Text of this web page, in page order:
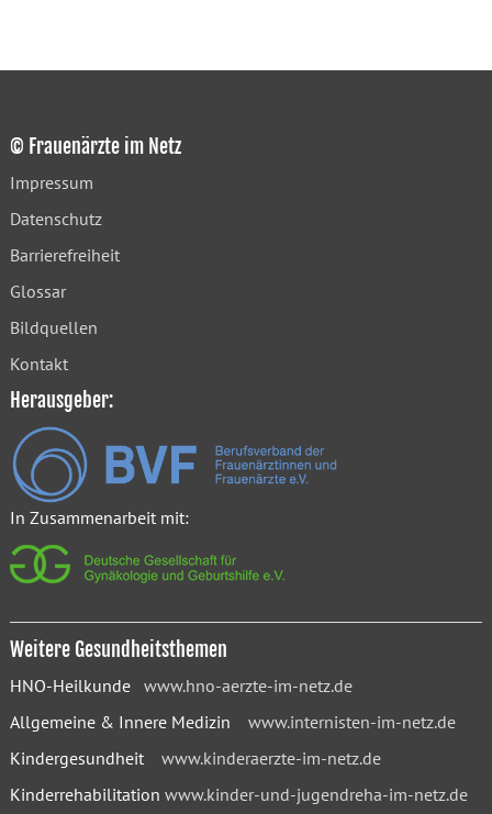
© Frauenärzte im Netz
Impressum
Datenschutz
Barrierefreiheit
Glossar
Bildquellen
Kontakt
Herausgeber:
In Zusammenarbeit mit:
Weitere Gesundheitsthemen
HNO-Heilkunde www.hno-aerzte-im-netz.de
Allgemeine & Innere Medizin www.internisten-im-netz.de
Kindergesundheit www.kinderaerzte-im-netz.de
Kinderrehabilitation www.kinder-und-jugendreha-im-netz.de